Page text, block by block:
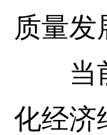
质量
当前
化经济